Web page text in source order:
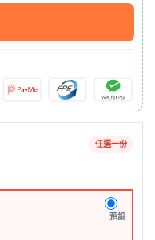
任選一份
預設